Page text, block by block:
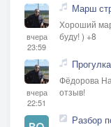
вчера
23:59
Марш
Хороший
буду! ) +8
вчера
22:51
Фёдорова
отзыв!
Разбор